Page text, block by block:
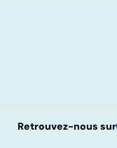
Retrouvez-nous sur